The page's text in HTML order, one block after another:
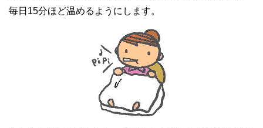
毎日15分ほど温めるようにします。